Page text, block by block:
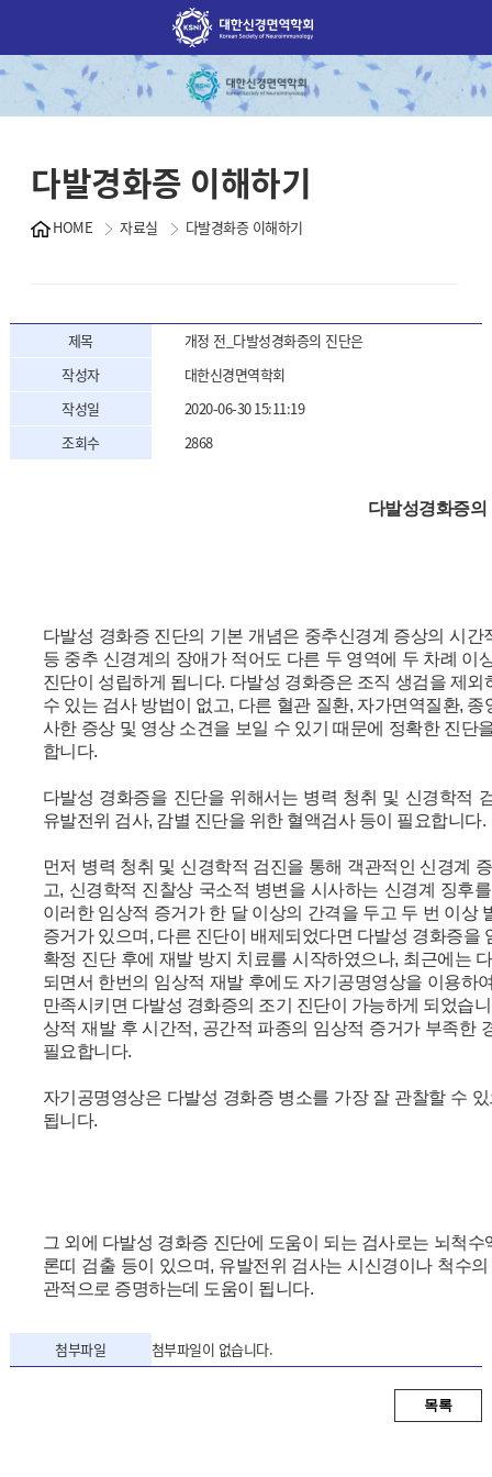
다발경화증 이해하기
HOME 자료실 다발경화증 이해하기
제목
개정 전_다발성경화증의 진단은
작성자
대한신경면역학회
작성일
2020-06-30 15:11:19
조회수
2868
다발성경화증의
다발성 경화증 진단의 기본 개념은 중추신경계 증상의 시
등 중추 신경계의 장애가 적어도 다른 두 영역에 두 차례 이
진단이 성립하게 됩니다. 다발성 경화증은 조직 생검을 제
수 있는 검사 방법이 없고, 다른 혈관 질환, 자가면역질환,
사한 증상 및 영상 소견을 보일 수 있기 때문에 정확한 진단
합니다.
다발성 경화증을 진단을 위해서는 병력 청취 및 신경학적
유발전위 검사, 감별 진단을 위한 혈액검사 등이 필요합니다.
먼저 병력 청취 및 신경학적 검진을 통해 객관적인 신경계
고, 신경학적 진찰상 국소적 병변을 시사하는 신경계 징후
이러한 임상적 증거가 한 달 이상의 간격을 두고 두 번 이상
증거가 있으며, 다른 진단이 배제되었다면 다발성 경화증
확정 진단 후에 재발 방지 치료를 시작하였으나, 최근에는
되면서 한번의 임상적 재발 후에도 자기공명영상을 이용하
만족시키면 다발성 경화증의 조기 진단이 가능하게 되었습
상적 재발 후 시간적, 공간적 파종의 임상적 증거가 부족한
필요합니다.
자기공명영상은 다발성 경화증 병소를 가장 잘 관찰할 수
됩니다.
그 외에 다발성 경화증 진단에 도움이 되는 검사로는 뇌척
론띠 검출 등이 있으며, 유발전위 검사는 시신경이나 척수
관적으로 증명하는데 도움이 됩니다.
첨부파일 첨부파일이 없습니다.
목록